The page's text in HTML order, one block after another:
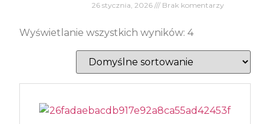
26 stycznia, 2026 Brak komentarzy
Wyświetlanie wszystkich wyników: 4